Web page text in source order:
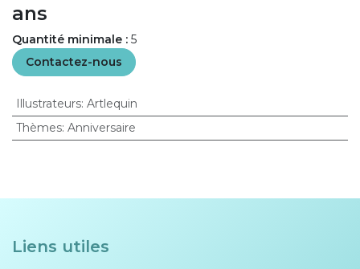
ans
Quantité minimale : 5
Contactez-nous
Illustrateurs: Artlequin
Thèmes: Anniversaire
Liens utiles